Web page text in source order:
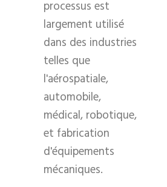
processus est
largement utilisé
dans des industries
telles que
l'aérospatiale,
automobile,
médical, robotique,
et fabrication
d'équipements
mécaniques.